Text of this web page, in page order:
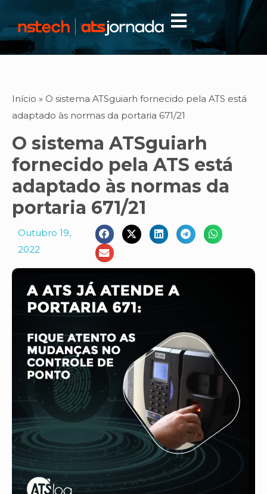
Início » O sistema ATSguiarh fornecido pela ATS está
adaptado às normas da portaria 671/21
O sistema ATSguiarh
fornecido pela ATS está
adaptado às normas da
portaria 671/21
Outubro 19,
2022